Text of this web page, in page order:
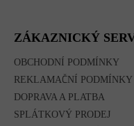
ZÁKAZNICKÝ
OBCHODNÍ PODMÍNKY
REKLAMAČNÍ PODMÍNKY
DOPRAVA A PLATBA
SPLÁTKOVÝ PRODEJ